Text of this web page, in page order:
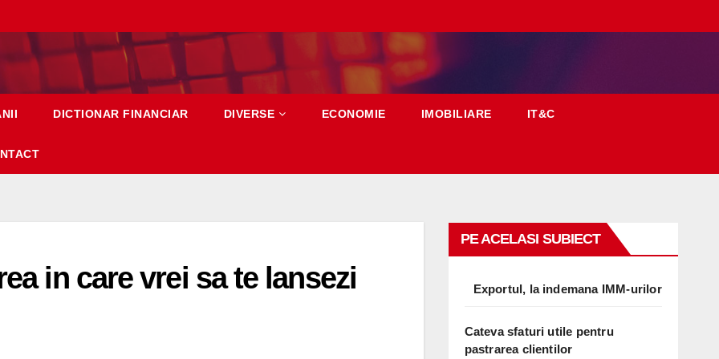
DICTIONAR FINANCIAR DIVERSE ECONOMIE IMOBILIARE IT&C
in care vrei sa te lansezi
PE ACELASI SUBIECT
Exportul, la indemana IMM-urilor
Cateva sfaturi utile pentru
pastrarea clientilor